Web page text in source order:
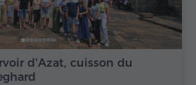
d'Azat, cuisson du